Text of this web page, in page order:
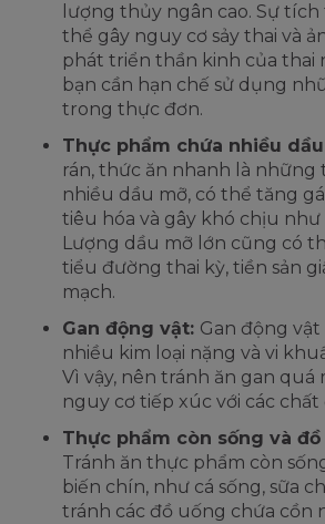
lượng thủy ngân cao. Sự
thể gây nguy cơ sảy thai và
phát triển thần kinh của thai
bạn cần hạn chế sử dụng
trong thực đơn.
Thực phẩm chứa nhiều
rán, thức ăn nhanh là những
nhiều dầu mỡ, có thể tăng
tiêu hóa và gây khó chịu như
Lượng dầu mỡ lớn cũng có
tiểu đường thai kỳ, tiền sản
mạch.
Gan động vật: Gan động
nhiều kim loại nặng và vi
Vì vậy, nên tránh ăn gan quá
nguy cơ tiếp xúc với các chất
Thực phẩm còn sống và
Tránh ăn thực phẩm còn
biến chín, như cá sống, sữa
tránh các đồ uống chứa cồn